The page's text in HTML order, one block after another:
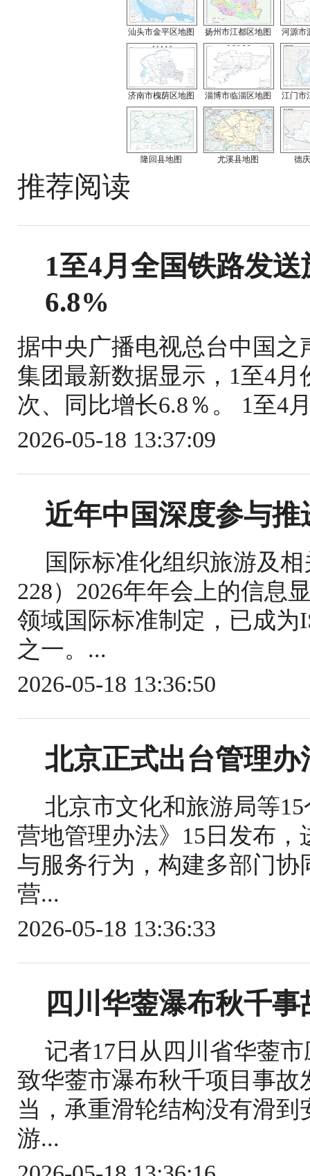
汕头市金平区地图 扬州市江都区地图 河源市
济南市槐荫区地图 淄博市临淄区地图 江门市
隆回县地图 尤溪县地图 德
推荐阅读
1至4月全国铁路发
6.8%
据中央广播电视总台中国
集团最新数据显示，1至4月
次、同比增长6.8％。 1至4
2026-05-18 13:37:09
近年中国深度参与
国际标准化组织旅游及
228）2026年年会上的信息
领域国际标准制定，已成为
之一。...
2026-05-18 13:36:50
北京正式出台管理
北京市文化和旅游局等
营地管理办法》15日发布
与服务行为，构建多部门
营...
2026-05-18 13:36:33
四川华蓥瀑布秋千
记者17日从四川省华蓥
致华蓥市瀑布秋千项目事
当，承重滑轮结构没有滑
游...